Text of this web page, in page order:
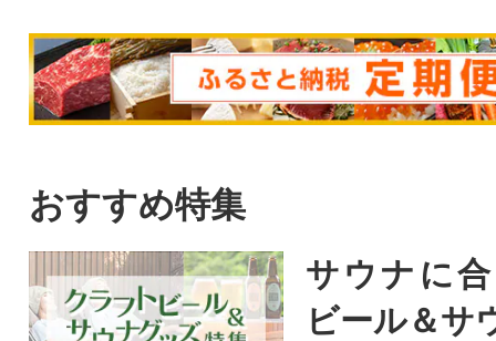
おすすめ特集
サウナに
ビール＆サ